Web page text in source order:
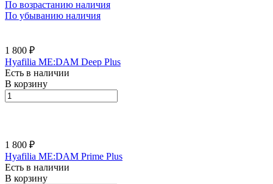
По возрастанию наличия
По убыванию наличия
1 800 ₽
Hyafilia ME:DAM Deep Plus
Есть в наличии
В корзину
1 800 ₽
Hyafilia ME:DAM Prime Plus
Есть в наличии
В корзину